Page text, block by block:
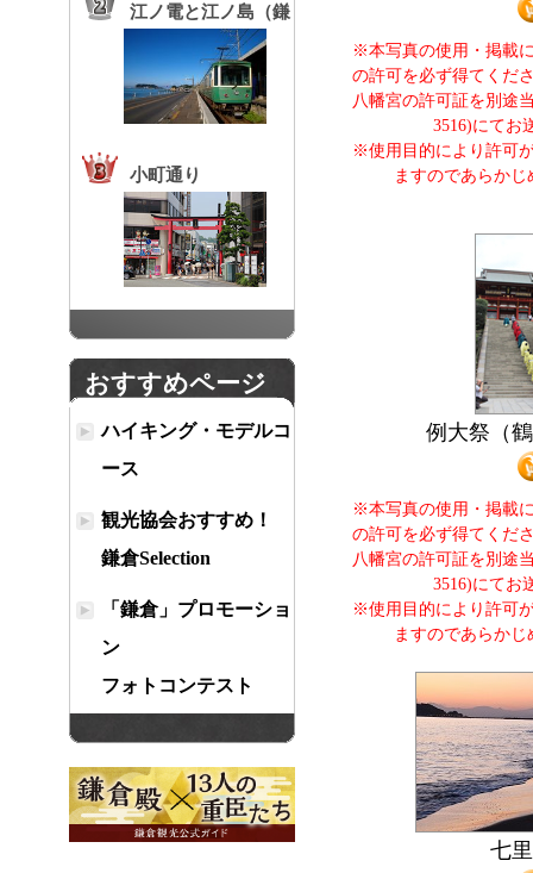
江ノ電と江ノ島（鎌
倉高校前駅）
小町通り
おすすめページ
ハイキング・モデルコ
ース
観光協会おすすめ！
鎌倉Selection
「鎌倉」プロモーショ
ン
フォトコンテスト
※本写真の使用・掲載
の許可を必ず得てくだ
八幡宮の許可証を別途
3516)にてお
※使用目的により許可
ますのであらか
例大祭（
※本写真の使用・掲載
の許可を必ず得てくだ
八幡宮の許可証を別途
3516)にてお
※使用目的により許可
ますのであらか
七